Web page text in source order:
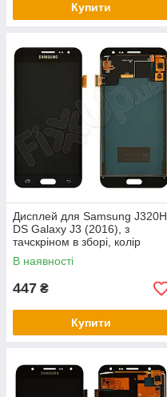
Купити
Дисплей для Samsung J320H
DS Galaxy J3 (2016), з
тачскріном в зборі, колір
чорний, TFT c регулюванням
В наявності
447 ₴
Купити